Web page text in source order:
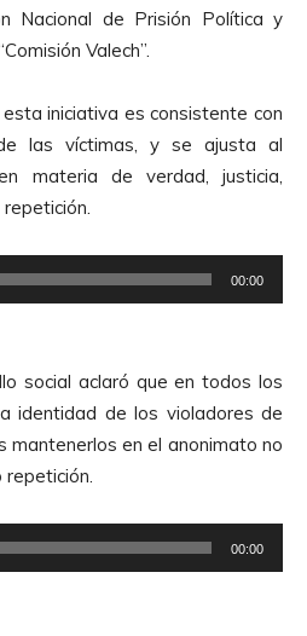
Nacional de Prisión Política y
Valech”.
iniciativa es consistente con
las víctimas, y se ajusta al
materia de verdad, justicia,
00:00
social aclaró que en todos los
identidad de los violadores de
mantenerlos en el anonimato no
00:00